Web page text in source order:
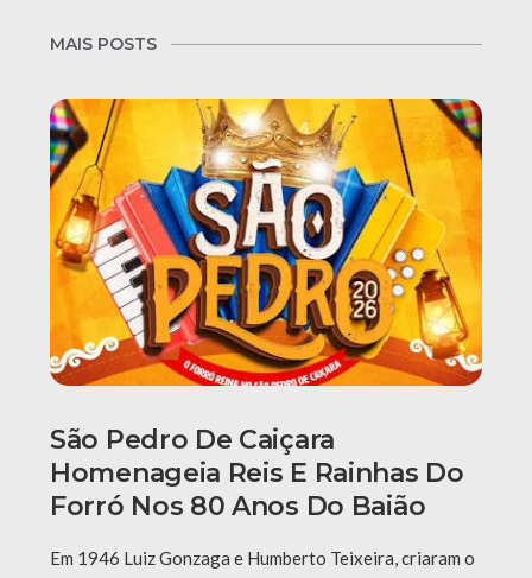
MAIS POSTS
São Pedro De Caiçara
Homenageia Reis E Rainhas Do
Forró Nos 80 Anos Do Baião
Em 1946 Luiz Gonzaga e Humberto Teixeira, criaram o